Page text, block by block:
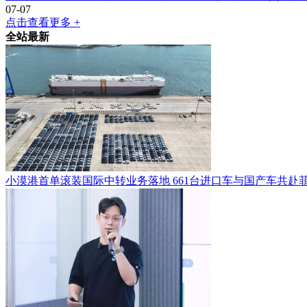
07-07
点击查看更多 +
全站最新
小漠港首单滚装国际中转业务落地 661台进口车与国产车共赴